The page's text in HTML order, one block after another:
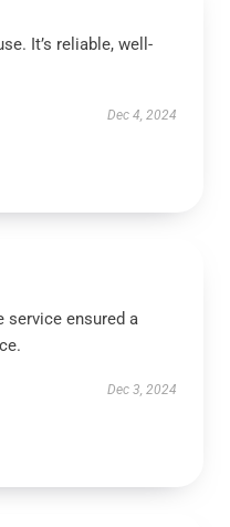
It’s reliable, well-
Dec 4, 2024
service ensured a
Dec 3, 2024